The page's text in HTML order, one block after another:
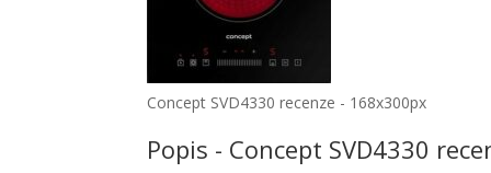
Concept SVD4330 recenze - 168x300px
Popis - Concept SVD4330